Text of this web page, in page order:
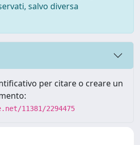
salvo diversa
per citare o creare un
11381/2294475